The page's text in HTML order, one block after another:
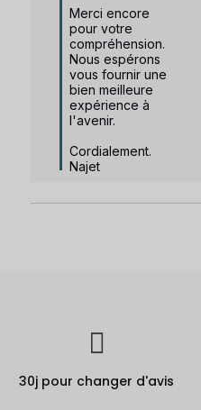
Merci encore
pour votre
compréhension.
Nous espérons
vous fournir une
bien meilleure
expérience à
l'avenir.
Cordialement.
Najet
30j pour changer d'avis